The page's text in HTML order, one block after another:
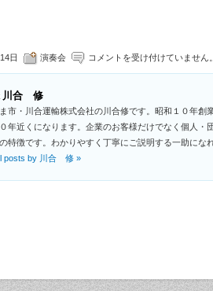
日 演奏会 コメントを受け付けていません
川合 修
市・川合運輸株式会社の川合修です。昭和１０年創
年近くになります。企業のお客様だけでなく個人・
特徴です。わかりやすく丁寧にご説明する一助にな
posts by 川合 修 »